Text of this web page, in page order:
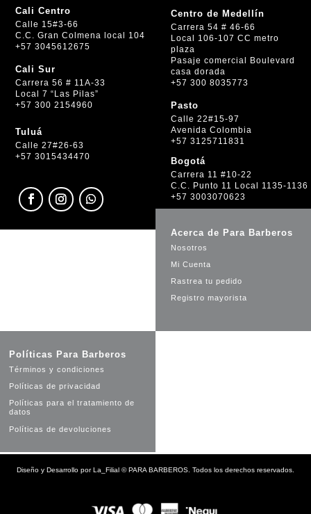
Cali Centro
Calle 15#3-66
C.C. Gran Colmena local 104
+57 3045612675
Cali Sur
Carrera 56 # 11A-33
Local 7 “Las Pilas”
+57 300 2154960
Tuluá
Calle 27#26-63
+57 3015434470
Centro de Medellín
Carrera 54 # 46-66
Local 106-107 CC metro
plaza
Pasaje comercial Boulevard
casa dorada
+57 300 8035773
Pasto
Calle 22#15-97
Avenida Colombia
+57 3125711831
Bogotá
Carrera 11 #10-22
C.C. Punto 11 Local 1135-1136
+57 3003070623
Acerca de Para Barberos
Nosotros
Mi Cuenta
Rastrea tu pedido
Registro mayorista
Políticas Para Barberos
Términos y condiciones
Políticas de privacidad
Políticas para el tratamiento de
datos
Políticas de devoluciones
Diseño y Desarrollo porLa_Filial ©PARA BARBEROS. Todos los derechos reservados.